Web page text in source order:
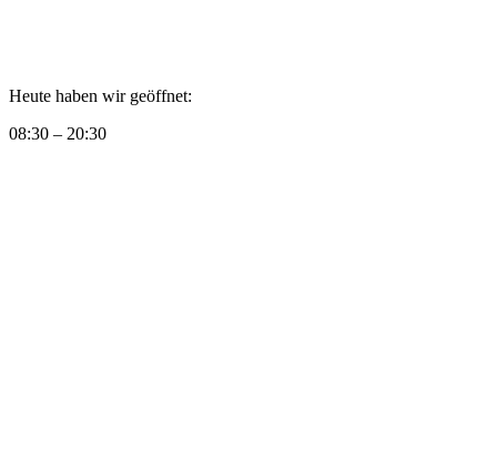
Heute haben wir geöffnet:
08:30 – 20:30